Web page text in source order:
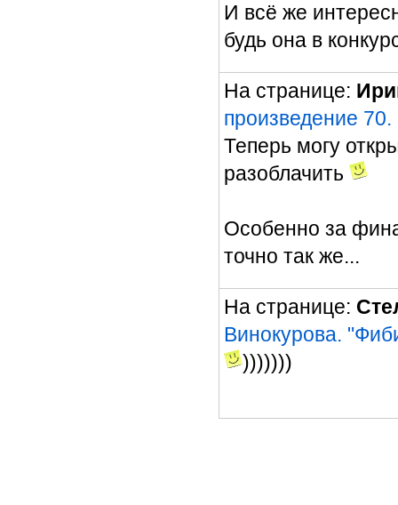
И всё же
будь она в
На странице:
произведение
Теперь могу
разоблачить
Особенно за
точно так же...
На странице:
Винокурова.
)))))))